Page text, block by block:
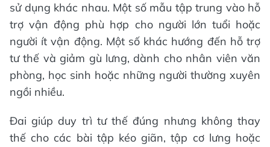
sử dụng khác nhau. Một số mẫu tập trung vào hỗ
trợ vận động phù hợp cho người lớn tuổi hoặc
người ít vận động. Một số khác hướng đến hỗ trợ
tư thế và giảm gù lưng, dành cho nhân viên văn
phòng, học sinh hoặc những người thường xuyên
ngồi nhiều.
Đai giúp duy trì tư thế đúng nhưng không thay
thế cho các bài tập kéo giãn, tập cơ lưng hoặc